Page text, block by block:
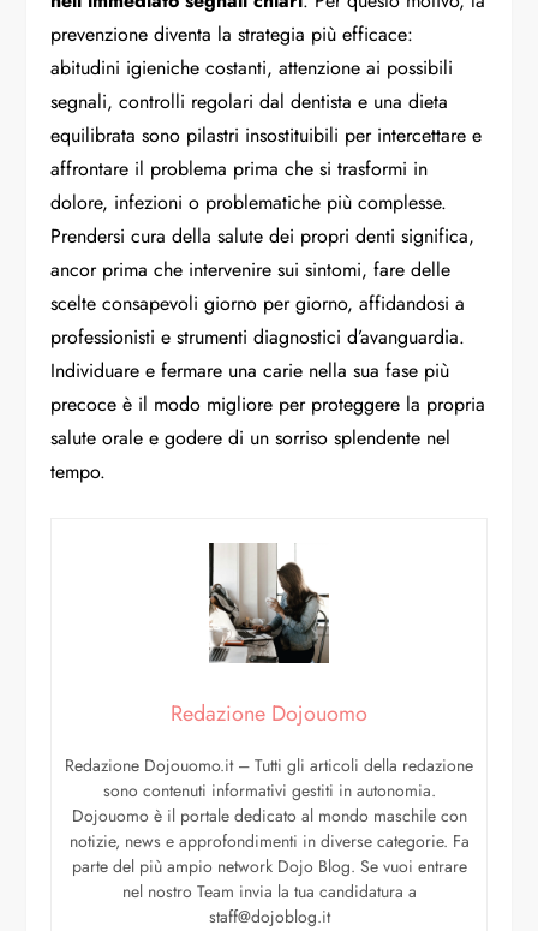
prevenzione diventa la strategia più efficace:
abitudini igieniche costanti, attenzione ai possibili
segnali, controlli regolari dal dentista e una dieta
equilibrata sono pilastri insostituibili per intercettare e
affrontare il problema prima che si trasformi in
dolore, infezioni o problematiche più complesse.
Prendersi cura della salute dei propri denti significa,
ancor prima che intervenire sui sintomi, fare delle
scelte consapevoli giorno per giorno, affidandosi a
professionisti e strumenti diagnostici d’avanguardia.
Individuare e fermare una carie nella sua fase più
precoce è il modo migliore per proteggere la propria
salute orale e godere di un sorriso splendente nel
tempo.
Redazione Dojouomo
Redazione Dojouomo.it – Tutti gli articoli della redazione
sono contenuti informativi gestiti in autonomia.
Dojouomo è il portale dedicato al mondo maschile con
notizie, news e approfondimenti in diverse categorie. Fa
parte del più ampio network Dojo Blog. Se vuoi entrare
nel nostro Team invia la tua candidatura a
staff@dojoblog.it